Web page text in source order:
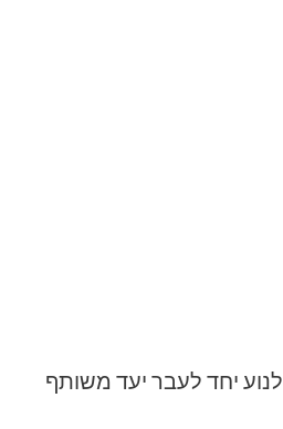
לנוע יחד לעבר יעד משותף